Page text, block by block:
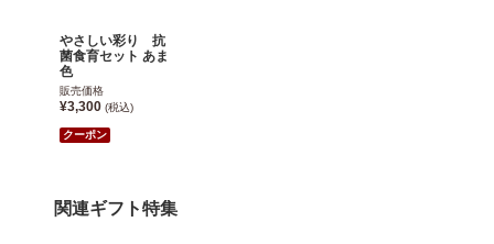
やさしい彩り 抗
菌食育セット あま
色
販売価格
¥3,300 (税込)
クーポン
関連ギフト特集